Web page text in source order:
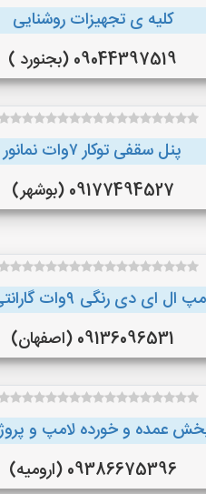
کلیه ی تجهیزات روشنایی
09044397519 (بجنورد )
پنل سقفی توکار ۷وات نمانور
09177494527 (بوشهر)
ال ای دی رنگی ۹وات گارانتی دار
09136096531 (اصفهان)
عمده و خورده لامپ و
09386675396 (ارومیه)